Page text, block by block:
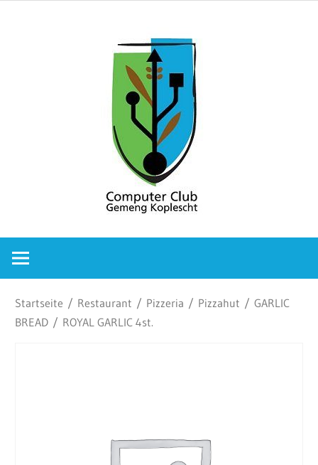
Club
Startseite / Restaurant / Pizzeria / Pizzahut /GARLIC
BREAD / ROYAL GARLIC 4st.